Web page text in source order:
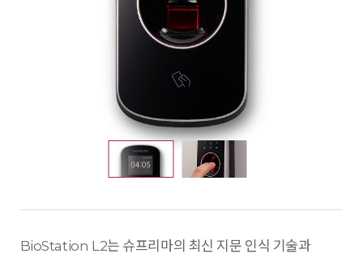
BioStation L2는 슈프리마의 최신 지문 인식 기술과